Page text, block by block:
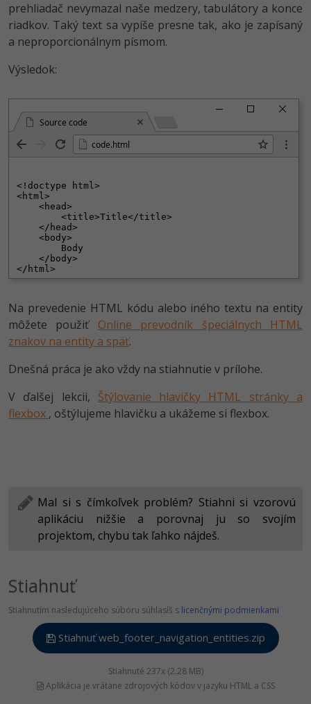
prehliadač nevymazal naše medzery, tabulátory a konce
riadkov. Taký text sa vypíše presne tak, ako je zapísaný
a neproporcionálnym písmom.
Výsledok:
Source code
code.html
Na prevedenie HTML kódu alebo iného textu na entity
môžete použiť Online prevodník špeciálnych HTML
znakov na entity a späť.
Dnešná práca je ako vždy na stiahnutie v prílohe.
V ďalšej lekcii, Štýlovanie hlavičky HTML stránky a
flexbox , oštýlujeme hlavičku a ukážeme si flexbox.
Mal si s čímkoľvek problém? Stiahni si vzorovú
aplikáciu nižšie a porovnaj ju so svojím
projektom, chybu tak ľahko nájdeš.
Stiahnuť
Stiahnutím nasledujúceho súboru súhlasíš s licenčnými podmienkami
Stiahnuť web_footer_navigation_entities.zip
Stiahnuté 237x (2.28 MB)
Aplikácia je vrátane zdrojových kódov v jazyku HTML a CSS